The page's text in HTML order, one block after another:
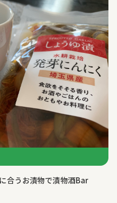
合うお漬物で漬物酒Bar